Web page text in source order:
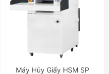
ĐẶT NGAY
Máy Hủy Giấy HSM SP